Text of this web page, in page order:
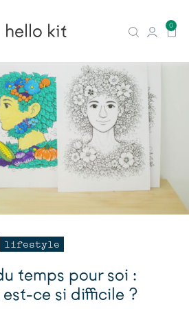
hello kit 0
lifestyle
temps pour soi :
ce si difficile ?